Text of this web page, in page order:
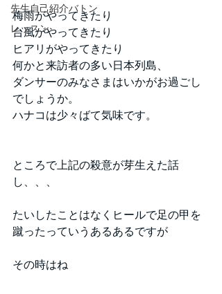
先生自己紹介バトン
レッスン
梅雨がやってきたり
台風がやってきたり
ヒアリがやってきたり
何かと来訪者の多い日本列島、
ダンサーのみなさまはいかがお過ごし
でしょうか。
ハナコは少々ばて気味です。
ところで上記の殺意が芽生えた話
し、、、
たいしたことはなくヒールで足の甲を
蹴ったっていうあるあるですが
その時はね